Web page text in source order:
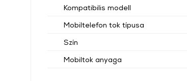
Kompatibilis modell
Mobiltelefon tok típusa
Szín
Mobiltok anyaga